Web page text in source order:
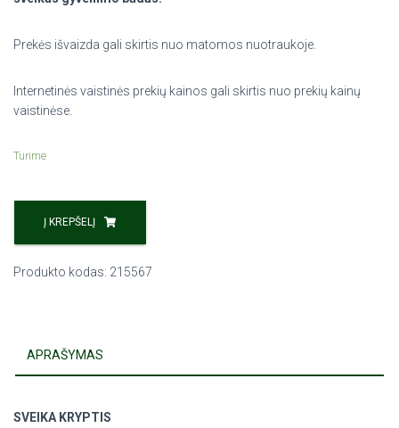
Prekės išvaizda gali skirtis nuo matomos nuotraukoje.
Internetinės vaistinės prekių kainos gali skirtis nuo prekių kainų
vaistinėse.
Turime
Į KREPŠELĮ
Produkto kodas: 215567
APRAŠYMAS
SVEIKA KRYPTIS